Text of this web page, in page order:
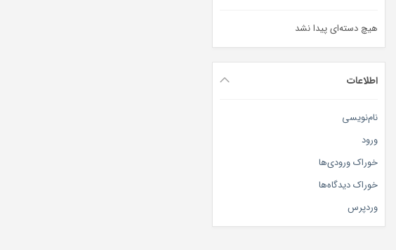
هیچ دسته‌ای پیدا نشد
اطلاعات
نام‌نویسی
ورود
خوراک ورودی‌ها
خوراک دیدگاه‌ها
وردپرس